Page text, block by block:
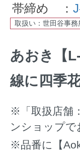
帯締め ：
取扱い：世田谷事務
あおき【
線に四季
※「取扱店舗
ンショップで
※品番に【